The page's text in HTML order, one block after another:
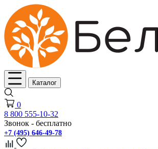
Каталог
0
8 800 555-10-32
Звонок - бесплатно
+7 (495) 646-49-78